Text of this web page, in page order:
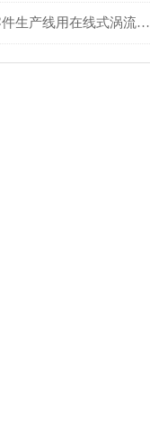
micro-fix零件生产线用在线式涡流热处理质量检查仪MSK-100